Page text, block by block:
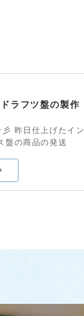
ラフツ盤の製作
昨日仕上げたイン
盤の商品の発送